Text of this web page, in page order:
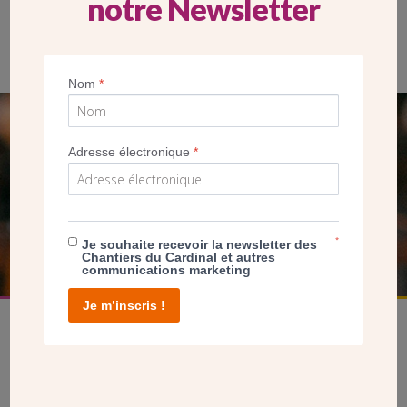
SEUL VOTRE DON
NOUS PERMET D’AGIR
FAIRE UN DON
notre Newsletter
Nom*
Adresse électronique*
Je souhaite recevoir la newsletter des
Chantiers du Cardinal et autres
communications marketing
*
Je m’inscris !